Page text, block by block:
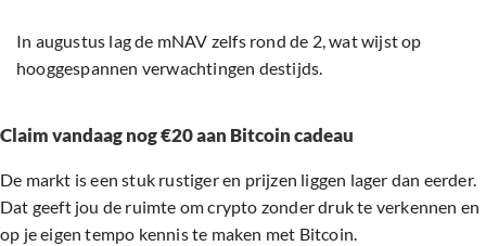
In augustus lag de mNAV zelfs rond de 2, wat wijst op
hooggespannen verwachtingen destijds.
Claim vandaag nog €20 aan Bitcoin cadeau
De markt is een stuk rustiger en prijzen liggen lager dan eerder.
Dat geeft jou de ruimte om crypto zonder druk te verkennen en
op je eigen tempo kennis te maken met Bitcoin.